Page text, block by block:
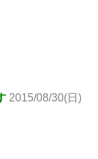
2015/08/30(日)